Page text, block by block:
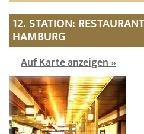
12. STATION:
HAMBURG
Auf Karte anzeigen »